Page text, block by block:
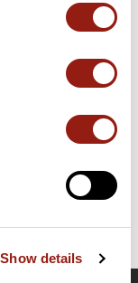
Show details
à proximité de
environ 3